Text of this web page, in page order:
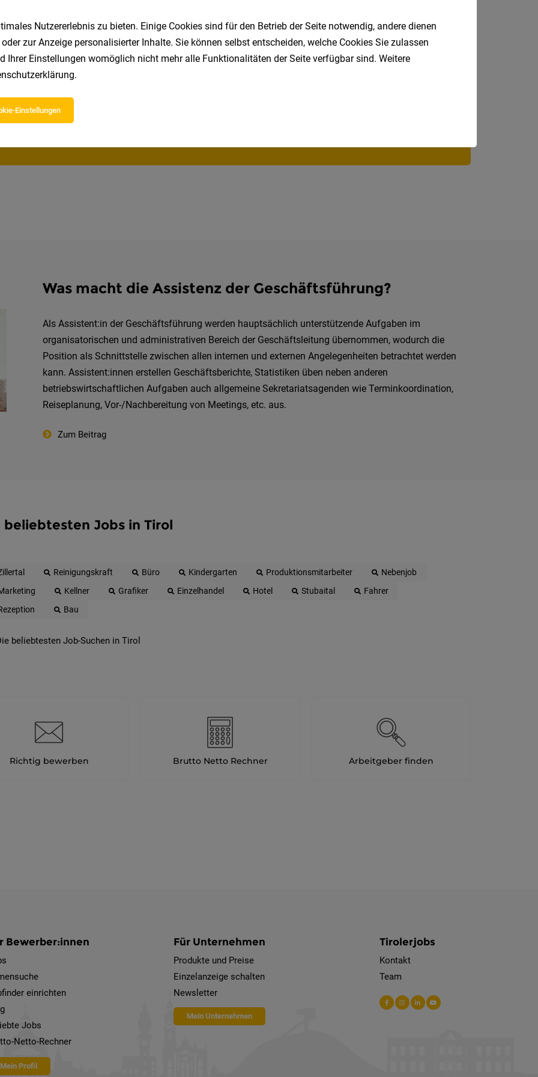
Speichere deine Suche als Jobfinder.
Erhalte alle neuen Stellenangebote automatisch per E-Mail.
Was macht die Assistenz der Geschäftsführung?
Als Assistent:in der Geschäftsführung werden hauptsächlich unterstützende Aufgaben im
organisatorischen und administrativen Bereich der Geschäftsleitung übernommen, wodurch die
Position als Schnittstelle zwischen allen internen und externen Angelegenheiten betrachtet werden
kann. Assistent:innen erstellen Geschäftsberichte, Statistiken üben neben anderen
betriebswirtschaftlichen Aufgaben auch allgemeine Sekretariatsagenden wie Terminkoordination,
Reiseplanung, Vor-/Nachbereitung von Meetings, etc. aus.
Zum Beitrag
beliebtesten Jobs in Tirol
Reinigungskraft Büro Kindergarten Produktionsmitarbeiter
Nebenjob
Kellner Grafiker Einzelhandel Hotel Stubaital
Fahrer
Bau
beliebtesten Job-Suchen in Tirol
Richtig bewerben Brutto Netto Rechner Arbeitgeber finden
Bewerber:innen
einrichten
Jobs
Netto-Rechner
Mein Profil
Für Unternehmen
Produkte und Preise
Einzelanzeige schalten
Newsletter
Mein Unternehmen
Tirolerjobs
Kontakt
Team
Nutzererlebnis zu bieten. Einige Cookies sind für den Betrieb der Seite notwendig, andere dienen
zur Anzeige personalisierter Inhalte. Sie können selbst entscheiden, welche Cookies Sie zulassen
Ihrer Einstellungen womöglich nicht mehr alle Funktionalitäten der Seite verfügbar sind. Weitere
.
Einstellungen